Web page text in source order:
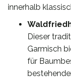
innerhalb
Dieser
Garmisch
für